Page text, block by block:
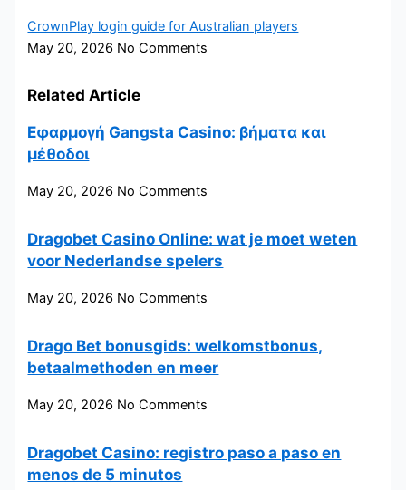
CrownPlay login guide for Australian players
May 20, 2026 No Comments
Related Article
Εφαρμογή Gangsta Casino: βήματα και
μέθοδοι
May 20, 2026 No Comments
Dragobet Casino Online: wat je moet weten
voor Nederlandse spelers
May 20, 2026 No Comments
Drago Bet bonusgids: welkomstbonus,
betaalmethoden en meer
May 20, 2026 No Comments
Dragobet Casino: registro paso a paso en
menos de 5 minutos